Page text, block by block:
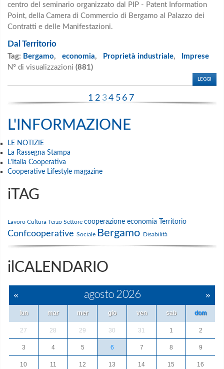
centro del seminario organizzato dal PIP - Patent Information
Point, della Camera di Commercio di Bergamo al Palazzo dei
Contratti e delle Manifestazioni.
Dal Territorio
Tag: Bergamo, economia, Proprietà industriale,
Imprese
N° di visualizzazioni (881)
LEGGI
1 2 34 5 6 7
L'INFORMAZIONE
LE NOTIZIE
La Rassegna Stampa
L'Italia Cooperativa
Cooperative Lifestyle magazine
iTAG
Lavoro Cultura Terzo Settore cooperazione economia Territorio
Confcooperative Sociale Bergamo Disabilità
ilCALENDARIO
« agosto 2026 »
lun mar mer gio ven sab dom
27 28 29 30 31 1 2
3 4 5 6 7 8 9
10 11 12 13 14 15 16